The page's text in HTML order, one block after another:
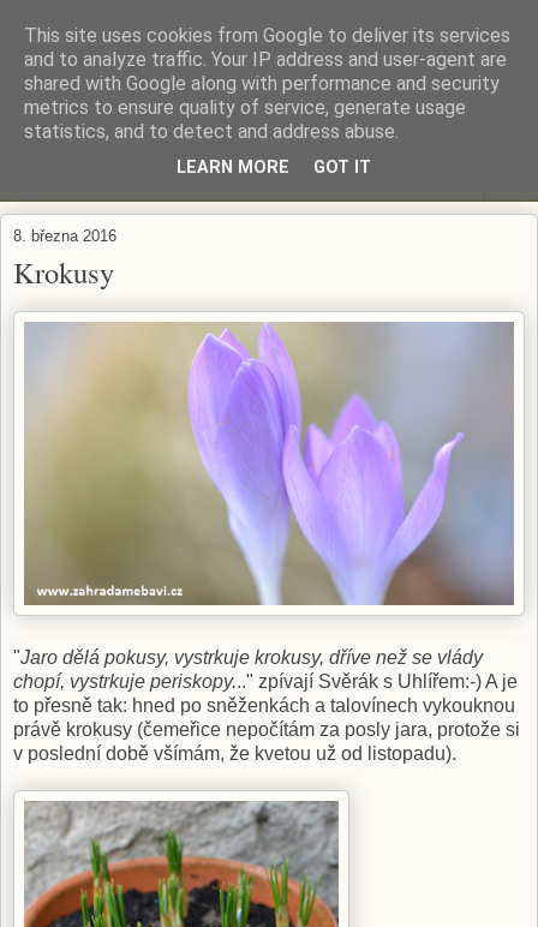
ZAHRADA MĚ BAVÍ
Zahradničení s respektem...
8. března 2016
Krokusy
"Jaro dělá pokusy, vystrkuje krokusy, dříve než se vlády
chopí, vystrkuje periskopy..." zpívají Svěrák s Uhlířem:-) A je
to přesně tak: hned po sněženkách a talovínech vykouknou
právě krokusy (čemeřice nepočítám za posly jara, protože si
v poslední době všímám, že kvetou už od listopadu).
This site uses cookies from Google to deliver its services
and to analyze traffic. Your IP address and user-agent are
shared with Google along with performance and security
metrics to ensure quality of service, generate usage
statistics, and to detect and address abuse.
LEARN MORE GOT IT